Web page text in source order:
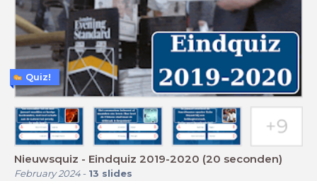
Nieuwsquiz - Eindquiz 2019-2020 (20 seconden)
February 2024- 13 slides
Quiz!